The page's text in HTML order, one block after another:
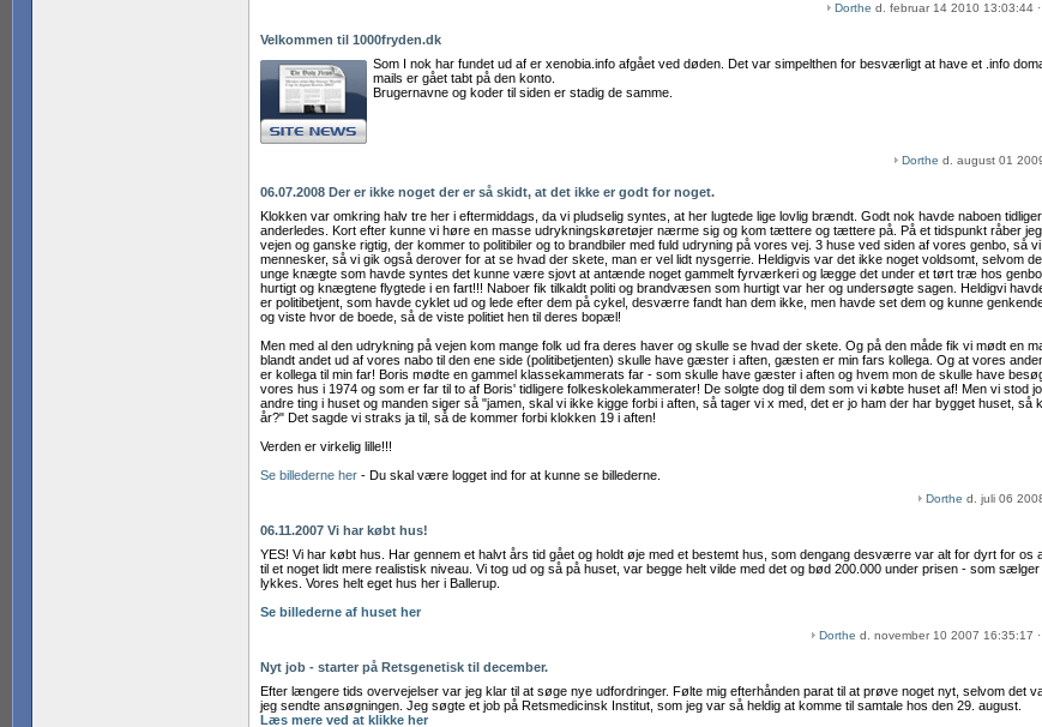
Dorthe d. februar 14 2010 13:03:44 ·
Velkommen til 1000fryden.dk
Som I nok har fundet ud af er xenobia.info afgået ved døden. Det var simpelthen for besværligt at have et .info
mails er gået tabt på den konto.
Brugernavne og koder til siden er stadig de samme.
Dorthe d. august 01
06.07.2008 Der er ikke noget der er så skidt, at det ikke er godt for noget.
Klokken var omkring halv tre her i eftermiddags, da vi pludselig syntes, at her lugtede lige lovlig brændt. Godt nok havde naboen
anderledes. Kort efter kunne vi høre en masse udrykningskøretøjer nærme sig og kom tættere og tættere på. På et tidspunkt råber
vejen og ganske rigtig, der kommer to politibiler og to brandbiler med fuld udryning på vores vej. 3 huse ved siden af vores genbo, så
mennesker, så vi gik også derover for at se hvad der skete, man er vel lidt nysgerrie. Heldigvis var det ikke noget voldsomt, selvom
unge knægte som havde syntes det kunne være sjovt at antænde noget gammelt fyrværkeri og lægge det under et tørt træ hos
hurtigt og knægtene flygtede i en fart!!! Naboer fik tilkaldt politi og brandvæsen som hurtigt var her og undersøgte sagen. Heldigvi
er politibetjent, som havde cyklet ud og lede efter dem på cykel, desværre fandt han dem ikke, men havde set dem og kunne
og viste hvor de boede, så de viste politiet hen til deres bopæl!
Men med al den udrykning på vejen kom mange folk ud fra deres haver og skulle se hvad der skete. Og på den måde fik vi mødt en
blandt andet ud af vores nabo til den ene side (politibetjenten) skulle have gæster i aften, gæsten er min fars kollega. Og at vores
er kollega til min far! Boris mødte en gammel klassekammerats far - som skulle have gæster i aften og hvem mon de skulle have
vores hus i 1974 og som er far til to af Boris' tidligere folkeskolekammerater! De solgte dog til dem som vi købte huset af! Men vi stod
andre ting i huset og manden siger så "jamen, skal vi ikke kigge forbi i aften, så tager vi x med, det er jo ham der har bygget huset, så
år?" Det sagde vi straks ja til, så de kommer forbi klokken 19 i aften!
Verden er virkelig lille!!!
Se billederne her - Du skal være logget ind for at kunne se billederne.
Dorthe d. juli 06
06.11.2007 Vi har købt hus!
YES! Vi har købt hus. Har gennem et halvt års tid gået og holdt øje med et bestemt hus, som dengang desværre var alt for dyrt for
til et noget lidt mere realistisk niveau. Vi tog ud og så på huset, var begge helt vilde med det og bød 200.000 under prisen - som
lykkes. Vores helt eget hus her i Ballerup.
Se billederne af huset her
Dorthe d. november 10 2007 16:35:17 ·
Nyt job - starter på Retsgenetisk til december.
Efter længere tids overvejelser var jeg klar til at søge nye udfordringer. Følte mig efterhånden parat til at prøve noget nyt, selvom det
jeg sendte ansøgningen. Jeg søgte et job på Retsmedicinsk Institut, som jeg var så heldig at komme til samtale hos den 29. august.
Læs mere ved at klikke her